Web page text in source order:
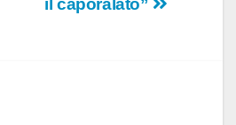
il caporalato”